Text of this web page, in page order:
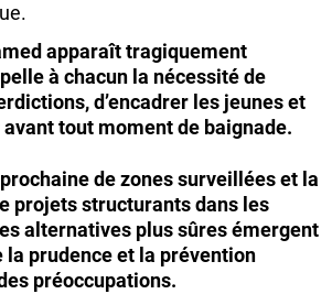
apparaît tragiquement
à chacun la nécessité de
d’encadrer les jeunes et
tout moment de baignade.
de zones surveillées et la
projets structurants dans les
alternatives plus sûres émergent
la prudence et la prévention
préoccupations.